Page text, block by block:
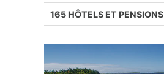
165 HÔTELS ET PENSIONS